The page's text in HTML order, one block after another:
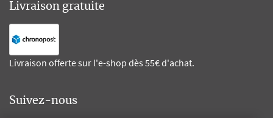
Livraison gratuite
Livraison offerte sur l'e-shop dès 55€ d'achat.
Suivez-nous